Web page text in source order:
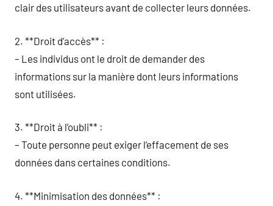
clair des utilisateurs avant de collecter leurs données.
2. **Droit d’accès** :
– Les individus ont le droit de demander des
informations sur la manière dont leurs informations
sont utilisées.
3. **Droit à l’oubli** :
– Toute personne peut exiger l’effacement de ses
données dans certaines conditions.
4. **Minimisation des données** :